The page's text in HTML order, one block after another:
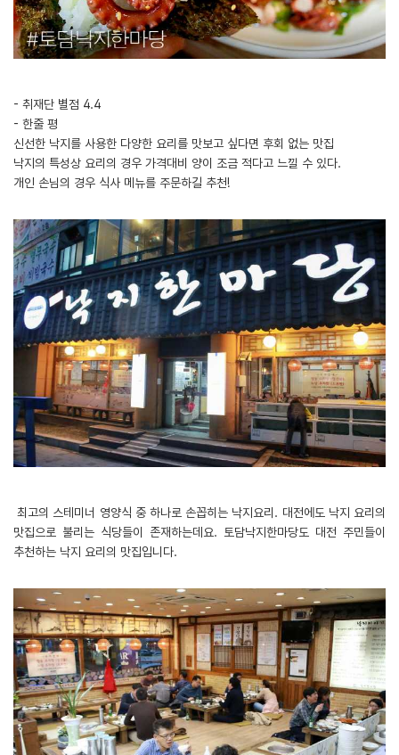
- 취재단 별점 4.4
- 한줄 평
신선한 낙지를 사용한 다양한 요리를 맛보고 싶다면 후회 없는 맛집
낙지의 특성상 요리의 경우 가격대비 양이 조금 적다고 느낄 수 있다.
개인 손님의 경우 식사 메뉴를 주문하길 추천!
최고의 스테미너 영양식 중 하나로 손꼽히는 낙지요리. 대전에도 낙지 요리의
맛집으로 불리는 식당들이 존재하는데요. 토담낙지한마당도 대전 주민들이
추천하는 낙지 요리의 맛집입니다.